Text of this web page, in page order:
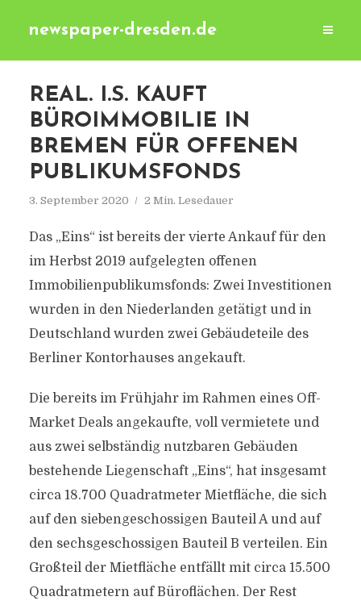
newspaper-dresden.de
REAL. I.S. KAUFT
BÜROIMMOBILIE IN
BREMEN FÜR OFFENEN
PUBLIKUMSFONDS
3. September 2020 2 Min. Lesedauer
Das „Eins“ ist bereits der vierte Ankauf für den
im Herbst 2019 aufgelegten offenen
Immobilienpublikumsfonds: Zwei Investitionen
wurden in den Niederlanden getätigt und in
Deutschland wurden zwei Gebäudeteile des
Berliner Kontorhauses angekauft.
Die bereits im Frühjahr im Rahmen eines Off-
Market Deals angekaufte, voll vermietete und
aus zwei selbständig nutzbaren Gebäuden
bestehende Liegenschaft „Eins“, hat insgesamt
circa 18.700 Quadratmeter Mietfläche, die sich
auf den siebengeschossigen Bauteil A und auf
den sechsgeschossigen Bauteil B verteilen. Ein
Großteil der Mietfläche entfällt mit circa 15.500
Quadratmetern auf Büroflächen. Der Rest